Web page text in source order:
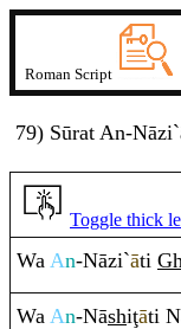
Roman Script
79) Sūrat An-
Toggle thick
Wa An-Nāzi`āti
Wa An-Nāshiţāti